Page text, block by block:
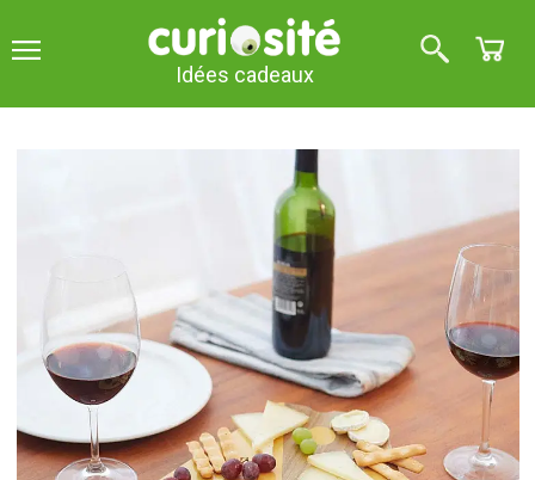
Idées cadeaux